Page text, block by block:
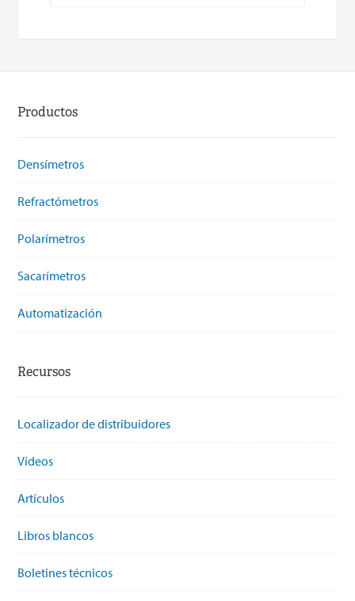
Productos
Densímetros
Refractómetros
Polarímetros
Sacarímetros
Automatización
Recursos
Localizador de distribuidores
Vídeos
Artículos
Libros blancos
Boletines técnicos